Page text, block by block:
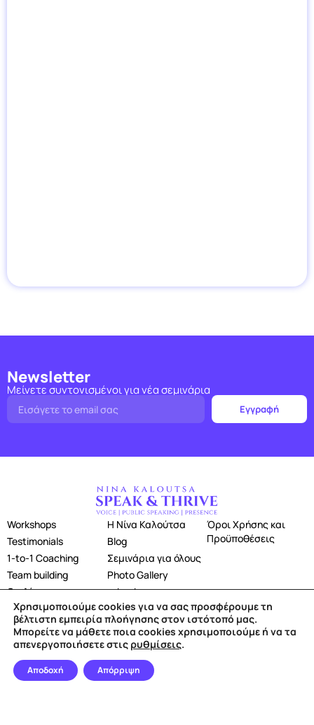
Newsletter
Μείνετε συντονισμένοι για νέα σεμινάρια
Εγγραφή
Workshops
Testimonials
1-to-1 Coaching
Team building
Ομιλίες
Επικοινωνία
Η Νίνα Καλούτσα
Blog
Σεμινάρια για όλους
Photo Gallery
e-book
Βιβλίο: Η ΦΩΝΗ ΤΗΣ
ΕΠΙΤΥΧΙΑΣ
Όροι Χρήσης και
Προϋποθέσεις
Follow us
Χρησιμοποιούμε cookies για να σας προσφέρουμε τη
βέλτιστη εμπειρία πλοήγησης στον ιστότοπό μας.
Μπορείτε να μάθετε ποια cookies χρησιμοποιούμε ή να τα
απενεργοποιήσετε στις ρυθμίσεις.
Αποδοχή Απόρριψη